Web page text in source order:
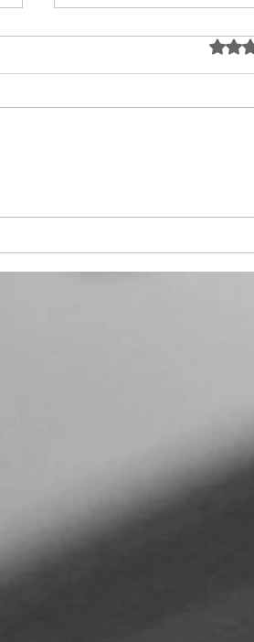
7月１３日の練習
この曲集の中の難曲を集
ぎは鼻濁音で ②「一滴の
ようなみずすまし」 ソプ
5つ星